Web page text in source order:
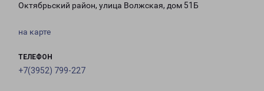
Октябрьский район, улица Волжская, дом 51Б
на карте
ТЕЛЕФОН
+7(3952) 799-227